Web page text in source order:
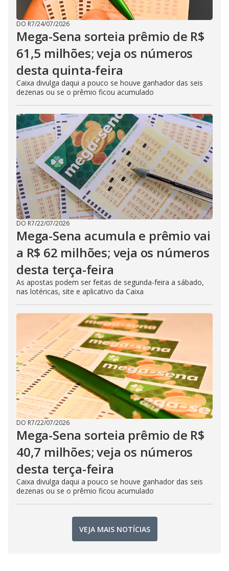
DO R7/24/07/2026
Mega-Sena sorteia prêmio de R$
61,5 milhões; veja os números
desta quinta-feira
Caixa divulga daqui a pouco se houve ganhador das seis
dezenas ou se o prêmio ficou acumulado
DO R7/22/07/2026
Mega-Sena acumula e prêmio vai
a R$ 62 milhões; veja os números
desta terça-feira
As apostas podem ser feitas de segunda-feira a sábado,
nas lotéricas, site e aplicativo da Caixa
DO R7/22/07/2026
Mega-Sena sorteia prêmio de R$
40,7 milhões; veja os números
desta terça-feira
Caixa divulga daqui a pouco se houve ganhador das seis
dezenas ou se o prêmio ficou acumulado
VEJA MAIS NOTÍCIAS